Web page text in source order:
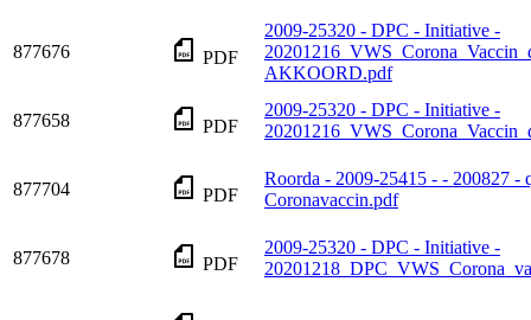
877676 PDF
2009-25320 - DPC - Initiative -
AKKOORD.pdf
877658 PDF
2009-25320 - DPC - Initiative -
877704 PDF
Roorda - 2009-25415 - - 200827 -
Coronavaccin.pdf
877678 PDF
2009-25320 - DPC - Initiative -